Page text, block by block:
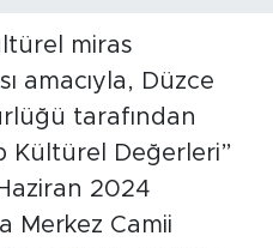
miras
amacıyla, Düzce
tarafından
Kültürel Değerleri”
2024
Merkez Camii